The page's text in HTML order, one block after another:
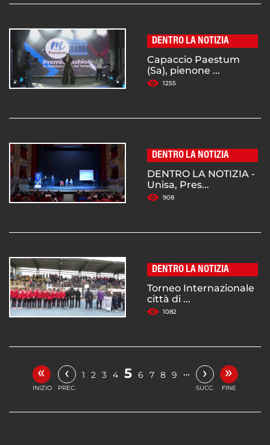
DENTRO LA NOTIZIA
Capaccio Paestum
(Sa), pienone ...
1255
DENTRO LA NOTIZIA
DENTRO LA NOTIZIA -
Unisa, Pres...
908
DENTRO LA NOTIZIA
Torneo Internazionale
città di ...
1082
«
INIZIO
‹
PREC.
1 2 3 4 5 6 7 8 9 … ›
SUCC.
»
FINE